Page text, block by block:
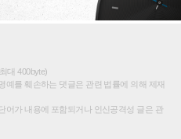
대 400byte)
예를 훼손하는 댓글은 관련 법률에 의해 제재
어가 내용에 포함되거나 인신공격성 글은 관